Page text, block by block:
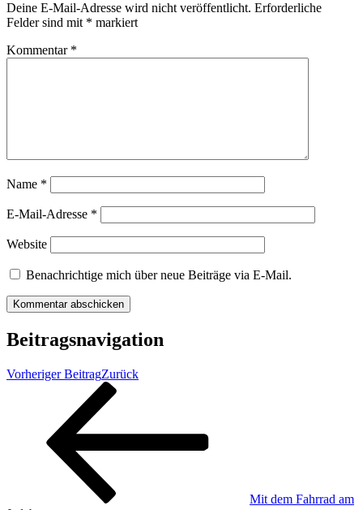
Deine E-Mail-Adresse wird nicht veröffentlicht. Erforderliche
Felder sind mit * markiert
Kommentar *
Name *
E-Mail-Adresse *
Website
Benachrichtige mich über neue Beiträge via E-Mail.
Beitragsnavigation
Vorheriger BeitragZurück
Mit dem Fahrrad am